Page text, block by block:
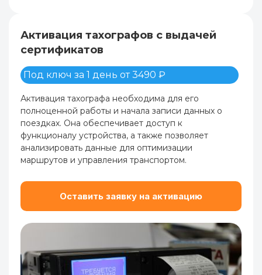
Активация тахографов с выдачей
сертификатов
Под ключ за 1 день от 3490 ₽
Активация тахографа необходима для его
полноценной работы и начала записи данных о
поездках. Она обеспечивает доступ к
функционалу устройства, а также позволяет
анализировать данные для оптимизации
маршрутов и управления транспортом.
Оставить заявку на активацию